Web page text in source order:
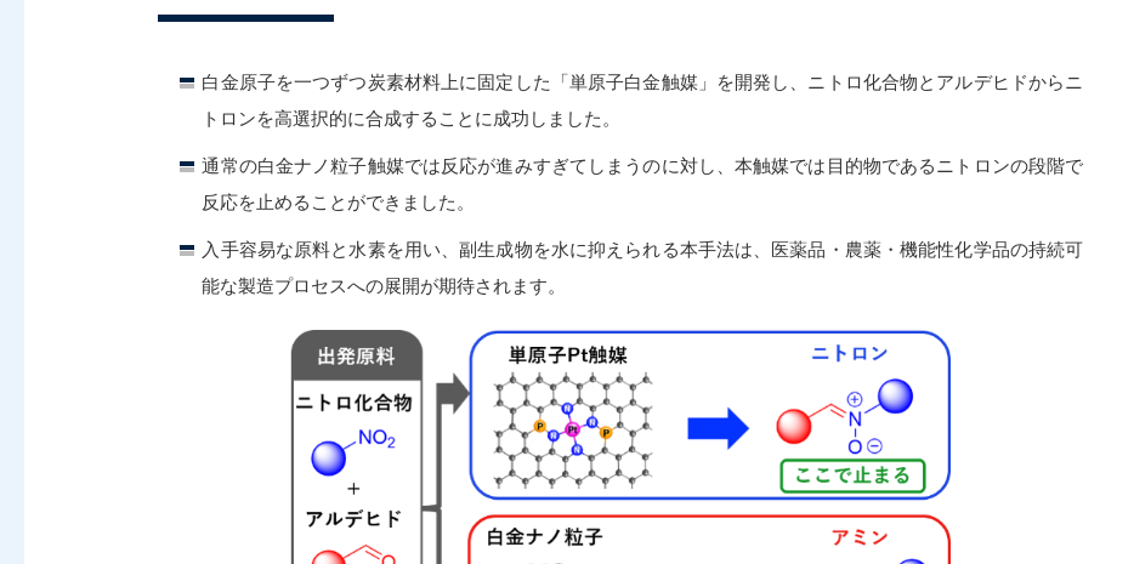
白金原子を一つずつ炭素材料上に固定した「単原子白金触媒」を開発し、ニトロ化合物とアルデヒドからニ
トロンを高選択的に合成することに成功しました。
通常の白金ナノ粒子触媒では反応が進みすぎてしまうのに対し、本触媒では目的物であるニトロンの段階で
反応を止めることができました。
入手容易な原料と水素を用い、副生成物を水に抑えられる本手法は、医薬品・農薬・機能性化学品の持続可
能な製造プロセスへの展開が期待されます。